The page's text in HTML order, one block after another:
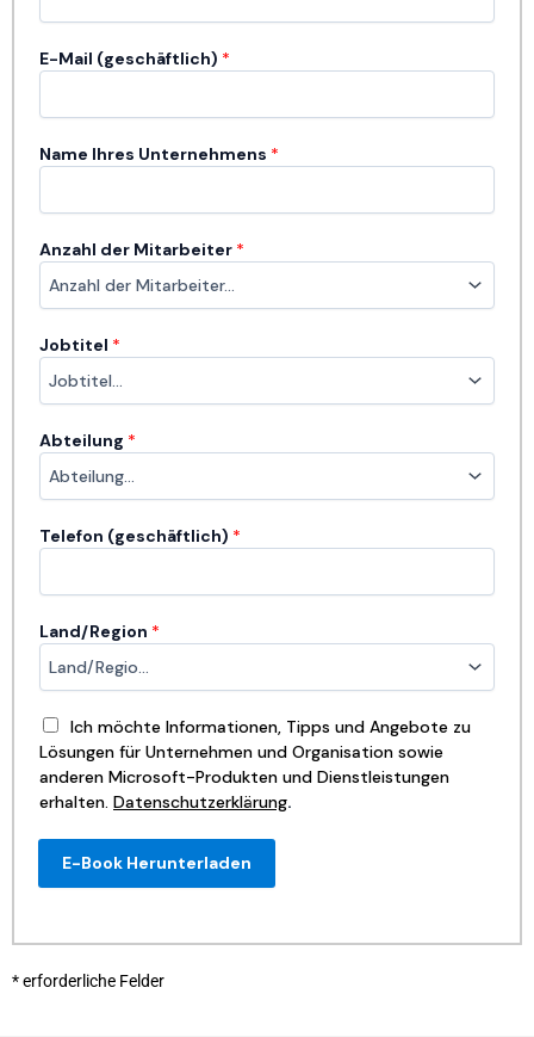
E-Mail (geschäftlich) *
Name Ihres Unternehmens *
Anzahl der Mitarbeiter *
Jobtitel *
Abteilung *
Telefon (geschäftlich) *
Land/Region *
Ich möchte Informationen, Tipps und Angebote zu
Lösungen für Unternehmen und Organisation sowie
anderen Microsoft-Produkten und Dienstleistungen
erhalten. Datenschutzerklärung.
E-Book Herunterladen
* erforderliche Felder